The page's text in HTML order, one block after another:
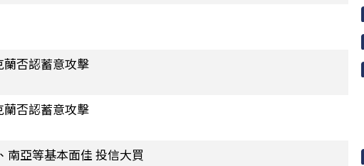
否認蓄意攻擊
否認蓄意攻擊
南亞等基本面佳 投信大買